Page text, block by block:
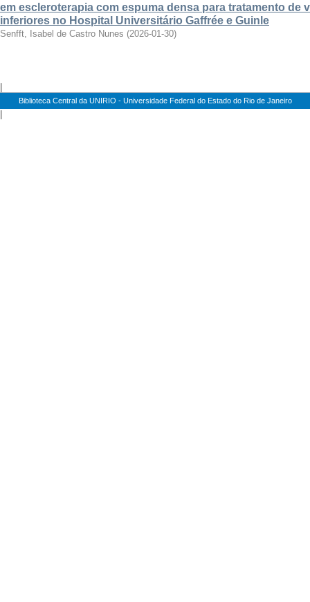
em escleroterapia com espuma densa para tratamento de
inferiores no Hospital Universitário Gaffrée e Guinle
Senfft, Isabel de Castro Nunes (2026-01-30)
Biblioteca Central da UNIRIO - Universidade Federal do Estado do Rio de Janeiro